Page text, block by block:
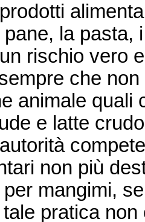
la pasta,
rischio vero
che
animale quali
e latte
non più
mangimi,
pratica